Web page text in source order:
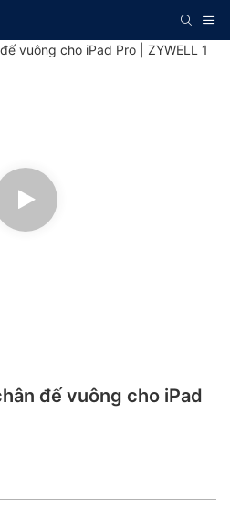
đế vuông cho iPad